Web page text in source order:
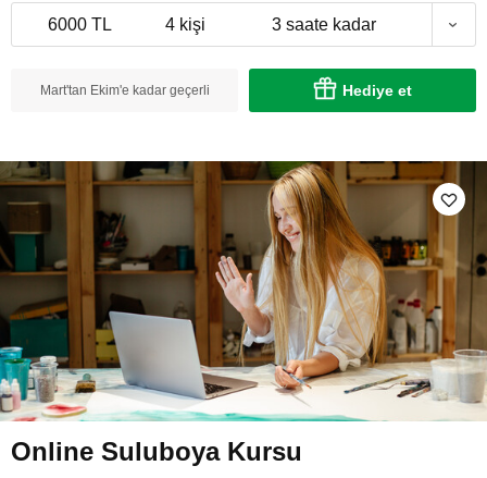
6000 TL 4 kişi 3 saate kadar
Mart'tan Ekim'e kadar geçerli Hediye et
Online Suluboya Kursu